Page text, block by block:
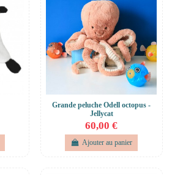
Grande peluche Odell octopus -
Jellycat
60,00 €
Ajouter au panier